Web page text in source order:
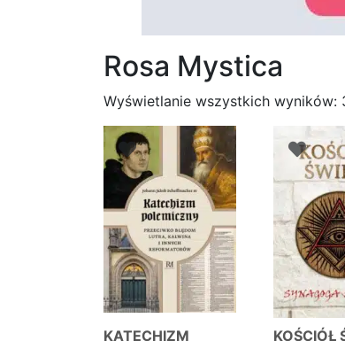
Rosa Mystica
Wyświetlanie wszystkich wyników:
KATECHIZM KOŚCIÓŁ